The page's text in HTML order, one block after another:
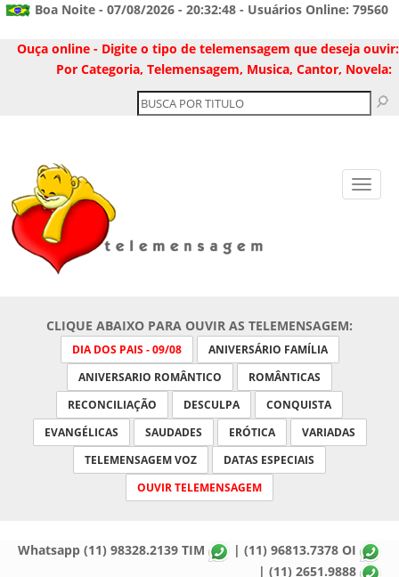
Boa Noite - 07/08/2026 - 20:32:48 - Usuários Online: 79560
Ouça online - Digite o tipo de telemensagem que deseja ouvir:
Por Categoria, Telemensagem, Musica, Cantor, Novela:
CLIQUE ABAIXO PARA OUVIR AS TELEMENSAGEM:
DIA DOS PAIS - 09/08
ANIVERSÁRIO FAMÍLIA
ANIVERSARIO ROMÂNTICO
ROMÂNTICAS
RECONCILIAÇÃO
DESCULPA
CONQUISTA
EVANGÉLICAS
SAUDADES ERÓTICA
VARIADAS
TELEMENSAGEM VOZ
DATAS ESPECIAIS
OUVIR TELEMENSAGEM
Whatsapp (11) 98328.2139 TIM
| (11) 96813.7378 OI
| (11) 2651.9888